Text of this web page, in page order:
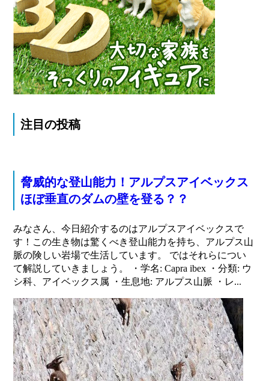
注目の投稿
脅威的な登山能力！アルプスアイベックス
ほぼ垂直のダムの壁を登る？？
みなさん、今日紹介するのはアルプスアイベックスで
す！この生き物は驚くべき登山能力を持ち、アルプス山
脈の険しい岩場で生活しています。 ではそれらについ
て解説していきましょう。 ・学名: Capra ibex ・分類: ウ
シ科、アイベックス属 ・生息地: アルプス山脈 ・レ...